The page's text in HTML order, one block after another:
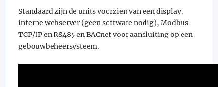
Standaard zijn de units voorzien van een display,
interne webserver (geen software nodig), Modbus
TCP/IP en RS485 en BACnet voor aansluiting op een
gebouwbeheersysteem.